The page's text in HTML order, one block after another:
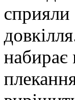
набирає